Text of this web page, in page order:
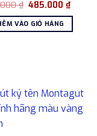
₫ Giá
là:
715.000 ₫.
485.000₫Giá
tại
VÀO GIỎ HÀNG